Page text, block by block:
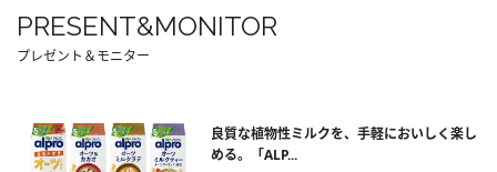
PRESENT&MONITOR
プレゼント＆モニター
良質な植物性ミルクを、手軽においしく楽し
める。「ALP...